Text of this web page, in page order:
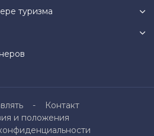
туризма
Контакт
и положения